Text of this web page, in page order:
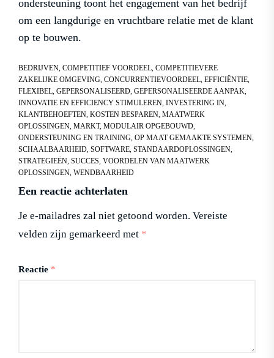
ondersteuning toont het engagement van het bedrijf
om een langdurige en vruchtbare relatie met de klant
op te bouwen.
BEDRIJVEN COMPETITIEF VOORDEEL COMPETITIEVERE
ZAKELIJKE OMGEVING CONCURRENTIEVOORDEEL EFFICIËNTIE
FLEXIBEL GEPERSONALISEERD GEPERSONALISEERDE AANPAK
INNOVATIE EN EFFICIENCY STIMULEREN INVESTERING IN
KLANTBEHOEFTEN KOSTEN BESPAREN MAATWERK
OPLOSSINGEN MARKT, MODULAIR OPGEBOUWD
ONDERSTEUNING EN TRAINING OP MAAT GEMAAKTE SYSTEMEN
SCHAALBAARHEID SOFTWARE STANDAARDOPLOSSINGEN
STRATEGIEËN SUCCES VOORDELEN VAN MAATWERK
OPLOSSINGEN WENDBAARHEID
Een reactie achterlaten
Je e-mailadres zal niet getoond worden. Vereiste
velden zijn gemarkeerd met *
Reactie *